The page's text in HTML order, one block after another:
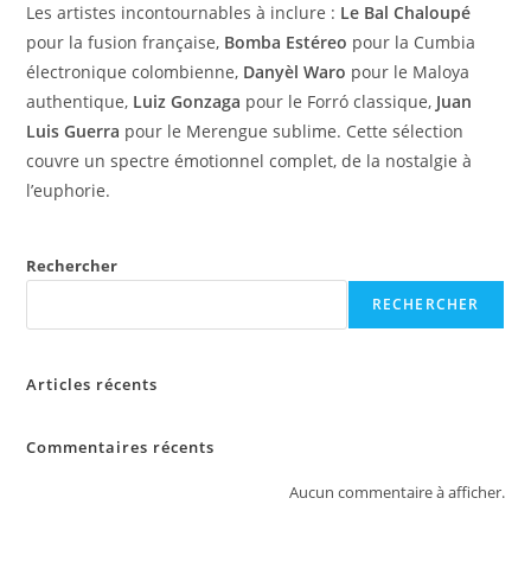
Les artistes incontournables à inclure : Le Bal Chaloupé
pour la fusion française, Bomba Estéreo pour la Cumbia
électronique colombienne, Danyèl Waro pour le Maloya
authentique, Luiz Gonzaga pour le Forró classique, Juan
Luis Guerra pour le Merengue sublime. Cette sélection
couvre un spectre émotionnel complet, de la nostalgie à
l’euphorie.
Rechercher
RECHERCHER
Articles récents
Commentaires récents
Aucun commentaire à afficher.